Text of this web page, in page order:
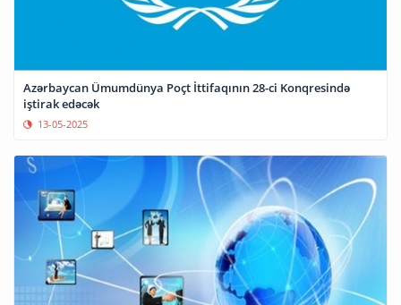
Azərbaycan Ümumdünya Poçt İttifaqının 28-ci Konqresində
iştirak edəcək
13-05-2025